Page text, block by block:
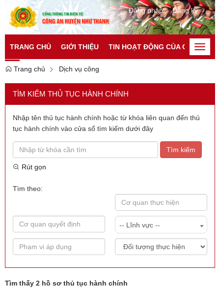
Đăng nhập Đăng ký
TRANG CHỦ GIỚI THIỆU TIN HOẠT ĐỘNG CỦA CATPToggle
Trang chủ
Dịch vụ công
TÌM KIẾM THỦ TỤC HÀNH CHÍNH
Nhập tên thủ tục hành chính hoặc từ khóa liên quan đến thủ
tục hành chính vào cửa sổ tìm kiếm dưới đây
Tìm kiếm
Rút gọn
Tìm theo:
-- Lĩnh vực --
Tìm thấy 2 hồ sơ thủ tục hành chính